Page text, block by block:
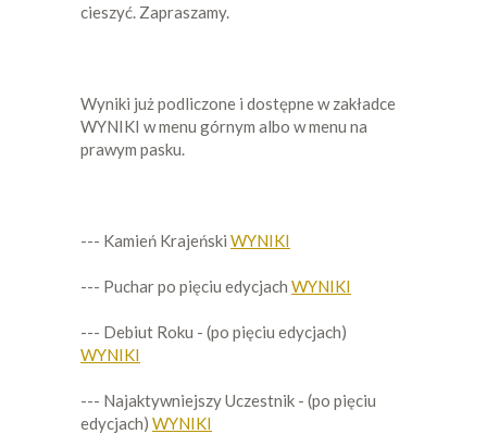
cieszyć. Zapraszamy.
Wyniki już podliczone i dostępne w zakładce
WYNIKI w menu górnym albo w menu na
prawym pasku.
--- Kamień Krajeński WYNIKI
--- Puchar po pięciu edycjach WYNIKI
--- Debiut Roku - (po pięciu edycjach)
WYNIKI
--- Najaktywniejszy Uczestnik - (po pięciu
edycjach) WYNIKI